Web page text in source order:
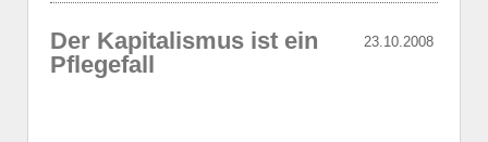
23.10.2008
Der Kapitalismus ist ein
Pflegefall